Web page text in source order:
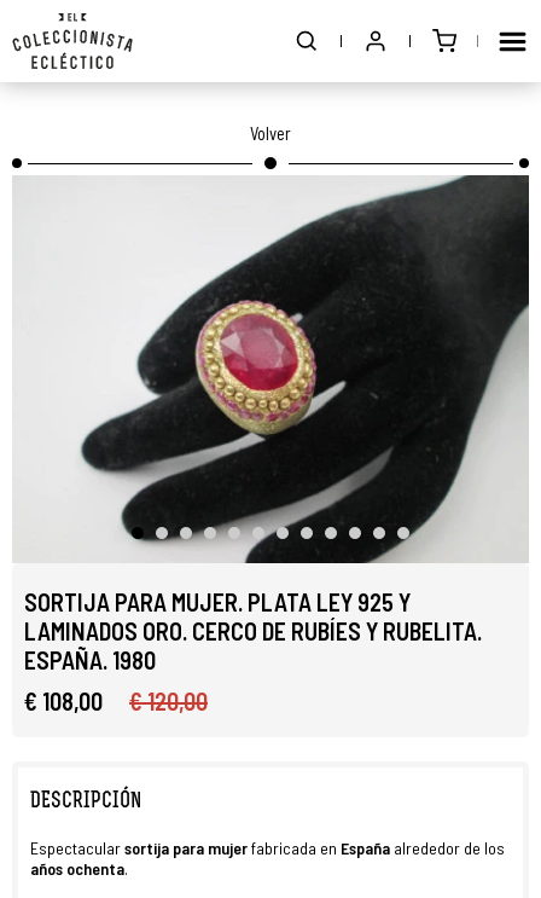
Volver
SORTIJA PARA MUJER. PLATA LEY 925 Y
LAMINADOS ORO. CERCO DE RUBÍES Y RUBELITA.
ESPAÑA. 1980
€ 108,00
€ 120,00
DESCRIPCIÓN
Espectacularsortija para mujerfabricada en España alrededor de los
años ochenta.